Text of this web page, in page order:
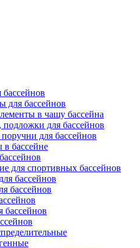
для бассейнов
в чашу бассейна
для бассейнов
для бассейнов
в бассейне
для спортивных бассейнов
бассейнов
бассейнов
бассейнов